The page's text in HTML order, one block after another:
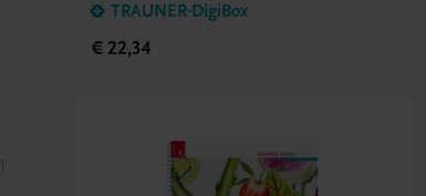
TRAUNER-DigiBox
€ 22,34